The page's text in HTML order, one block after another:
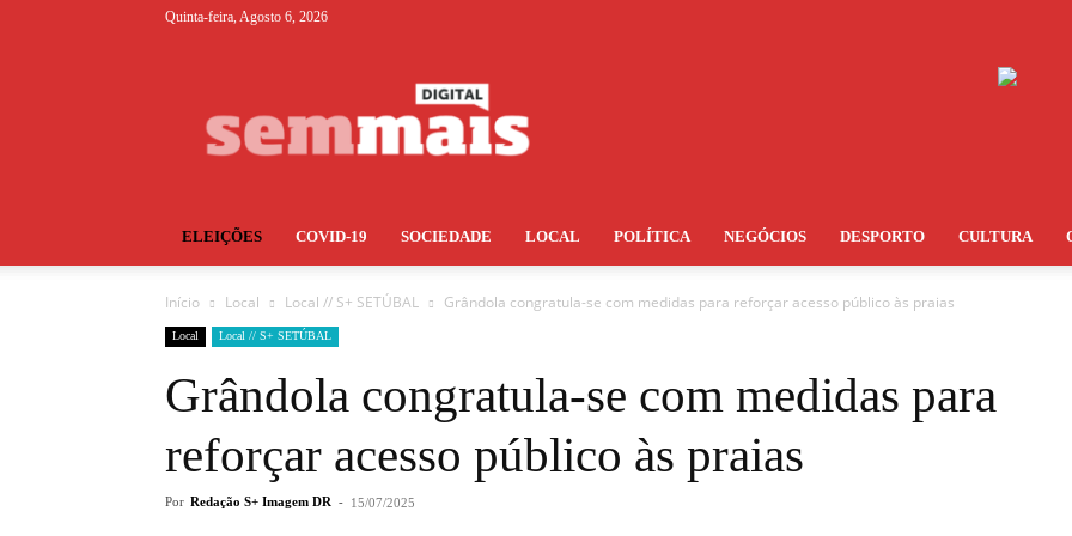
Quinta-feira, Agosto 6, 2026
ELEIÇÕES COVID-19 SOCIEDADE LOCAL POLÍTICA NEGÓCIOS DESPORTO CULTURA
Início Local Local // S+ SETÚBAL Grândola congratula-se com medidas para reforçar acesso público às praias
Local Local // S+ SETÚBAL
Grândola congratula-se com medidas para
reforçar acesso público às praias
Por Redação S+ Imagem DR - 15/07/2025